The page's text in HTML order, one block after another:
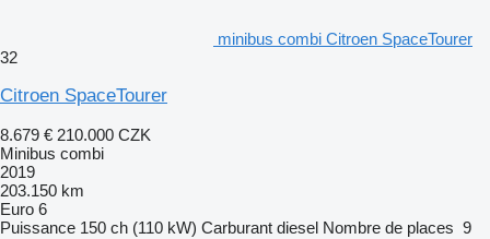
minibus combi Citroen SpaceTourer
32
Citroen SpaceTourer
8.679 € 210.000 CZK
Minibus combi
2019
203.150 km
Euro 6
Puissance 150 ch (110 kW) Carburant diesel Nombre de places 9